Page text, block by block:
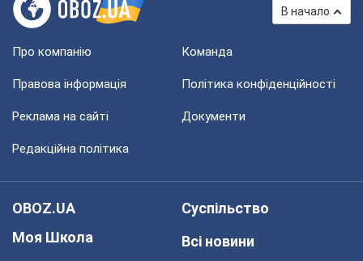
В начало
Про компанію Команда
Правова інформація Політика конфіденційності
Реклама на сайті Документи
Редакційна політика
OBOZ.UA
Моя Школа
Суспільство
Всі новини